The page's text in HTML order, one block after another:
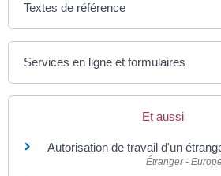
Textes de référence
Services en ligne et formulaires
Et aussi
Autorisation de travail d'un
Étranger -